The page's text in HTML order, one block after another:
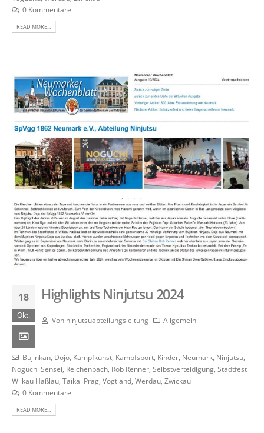
0 Kommentare
READ MORE...
18
Okt.
Highlights Ninjutsu 2024
Von ninjutsuabteilungsleitung Allgemein
Bujinkan, Dojo, Kampfkunst, Kampfsport, Kinder, Neumark, Ninjutsu,
Noguchi Sensei, Reichenbach, Rob Renner, Selbstverteidigung, Stadtfest
Wilkau Haßlau, Taikai Prag, Vogtland, Werdau, Zwickau
0 Kommentare
READ MORE...